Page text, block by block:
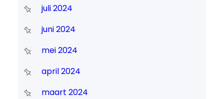
juli 2024
juni 2024
mei 2024
april 2024
maart 2024